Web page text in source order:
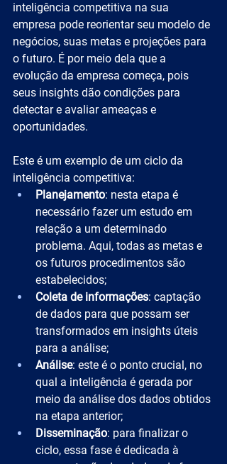
inteligência competitiva na sua
empresa pode reorientar seu modelo de
negócios, suas metas e projeções para
o futuro. É por meio dela que a
evolução da empresa começa, pois
seus insights dão condições para
detectar e avaliar ameaças e
oportunidades.
Este é um exemplo de um ciclo da
inteligência competitiva:
Planejamento: nesta etapa é
necessário fazer um estudo em
relação a um determinado
problema. Aqui, todas as metas e
os futuros procedimentos são
estabelecidos;
Coleta de informações: captação
de dados para que possam ser
transformados em insights úteis
para a análise;
Análise: este é o ponto crucial, no
qual a inteligência é gerada por
meio da análise dos dados obtidos
na etapa anterior;
Disseminação: para finalizar o
ciclo, essa fase é dedicada à